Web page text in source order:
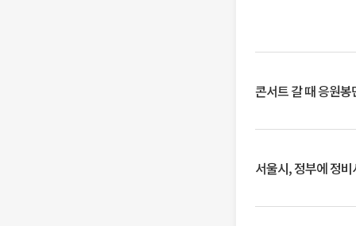
콘서트 갈 때 응원
서울시, 정부에 정